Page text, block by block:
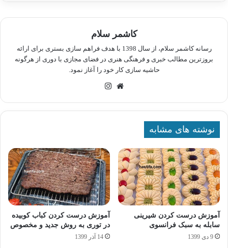
کاشمر سلام
رسانه کاشمر سلام، از سال 1398 با هدف فراهم سازی بستری برای ارائه
بروزترین مطالب خبری و فرهنگی هنری در فضای مجازی با دوری از هرگونه
حاشیه سازی کار خود را آغاز نمود.
وبسایت
نوشته های مشابه
آموزش درست کردن شیرینی
سابله به سبک فرانسوی
9 دی 1399
آموزش درست کردن کباب کوبیده
در توری به روش جدید و مخصوص
14 آذر 1399